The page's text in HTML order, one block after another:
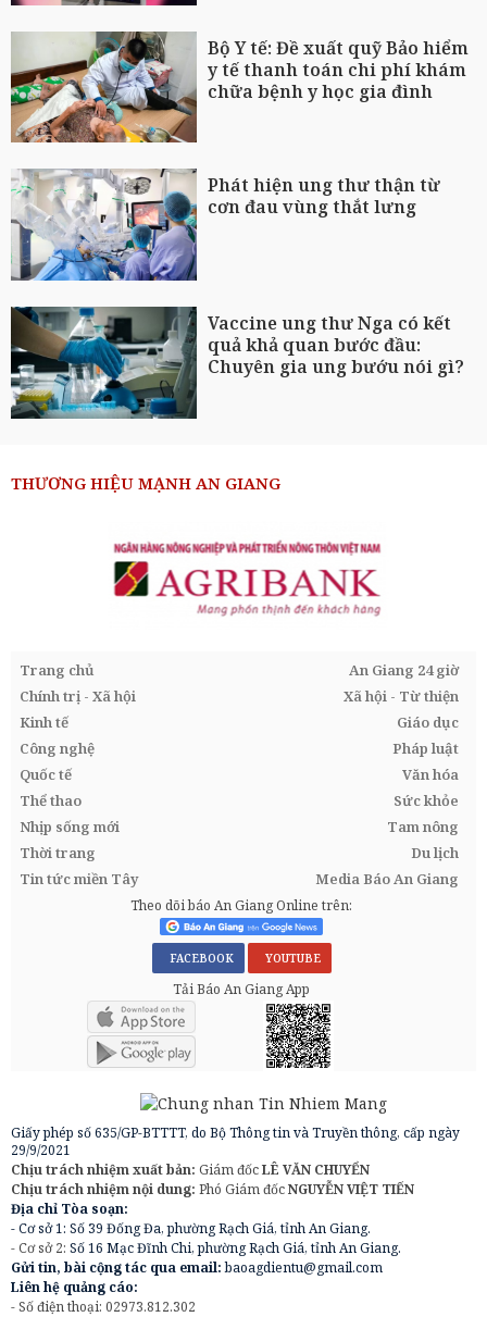
Bộ Y tế: Đề xuất quỹ Bảo hiểm
y tế thanh toán chi phí khám
chữa bệnh y học gia đình
Phát hiện ung thư thận từ
cơn đau vùng thắt lưng
Vaccine ung thư Nga có kết
quả khả quan bước đầu:
Chuyên gia ung bướu nói gì?
THƯƠNG HIỆU MẠNH AN GIANG
Trang chủ
An Giang 24 giờ
Chính trị - Xã hội
Xã hội - Từ thiện
Kinh tế
Giáo dục
Công nghệ
Pháp luật
Quốc tế
Văn hóa
Thể thao
Sức khỏe
Nhịp sống mới
Tam nông
Thời trang
Du lịch
Tin tức miền Tây
Media Báo An Giang
Theo dõi báo An Giang Online trên:
FACEBOOK YOUTUBE
Tải Báo An Giang App
Giấy phép số 635/GP-BTTTT, do Bộ Thông tin và Truyền thông, cấp ngày
29/9/2021
Chịu trách nhiệm xuất bản: Giám đốcLÊ VĂN CHUYỂN
Chịu trách nhiệm nội dung: Phó Giám đốcNGUYỄN VIỆT TIẾN
Địa chỉ Tòa soạn:
- Cơ sở 1: Số 39 Đống Đa, phường Rạch Giá, tỉnh An Giang.
- Cơ sở 2: Số 16 Mạc Đĩnh Chi, phường Rạch Giá, tỉnh An Giang.
Gửi tin, bài cộng tác qua email:baoagdientu@gmail.com
Liên hệ quảng cáo:
- Số điện thoại: 02973.812.302